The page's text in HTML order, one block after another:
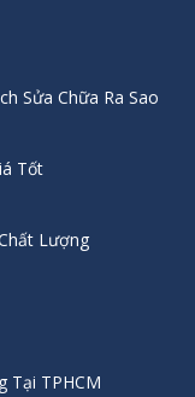
Sửa Chữa Ra Sao
Tốt
Lượng
Tại TPHCM